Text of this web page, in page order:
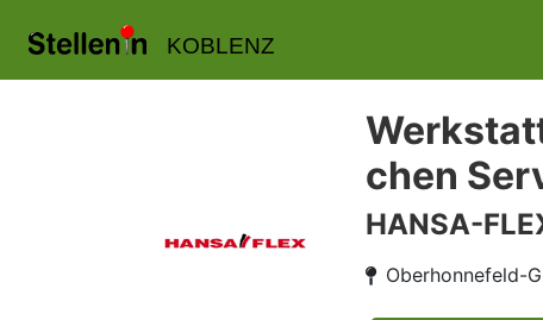
KOBLENZ
chen
HANSA-
Oberhonnefeld-